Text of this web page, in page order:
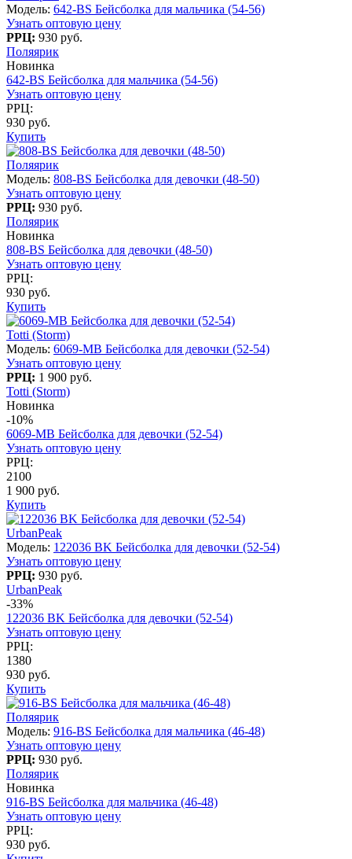
Модель: 642-BS Бейсболка для мальчика (54-56)
Узнать оптовую цену
РРЦ: 930 руб.
Поляярик
Новинка
642-BS Бейсболка для мальчика (54-56)
Узнать оптовую цену
РРЦ:
930 руб.
Купить
Поляярик
Модель: 808-BS Бейсболка для девочки (48-50)
Узнать оптовую цену
РРЦ: 930 руб.
Поляярик
Новинка
808-BS Бейсболка для девочки (48-50)
Узнать оптовую цену
РРЦ:
930 руб.
Купить
Totti (Storm)
Модель: 6069-МB Бейсболка для девочки (52-54)
Узнать оптовую цену
РРЦ: 1 900 руб.
Totti (Storm)
Новинка
-10%
6069-МB Бейсболка для девочки (52-54)
Узнать оптовую цену
РРЦ:
2100
1 900 руб.
Купить
UrbanPeak
Модель: 122036 BK Бейсболка для девочки (52-54)
Узнать оптовую цену
РРЦ: 930 руб.
UrbanPeak
-33%
122036 BK Бейсболка для девочки (52-54)
Узнать оптовую цену
РРЦ:
1380
930 руб.
Купить
Поляярик
Модель: 916-BS Бейсболка для мальчика (46-48)
Узнать оптовую цену
РРЦ: 930 руб.
Поляярик
Новинка
916-BS Бейсболка для мальчика (46-48)
Узнать оптовую цену
РРЦ:
930 руб.